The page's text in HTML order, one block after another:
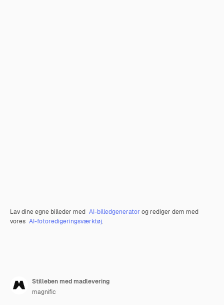
Lav dine egne billeder med AI-billedgenerator og rediger dem med
vores AI-fotoredigeringsværktøj.
Stilleben med madlevering
magnific